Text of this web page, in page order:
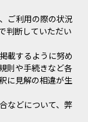
ご利用の際の状況
判断していただい
載するように努め
則や手続きなど各
に見解の相違が生
などについて、弊